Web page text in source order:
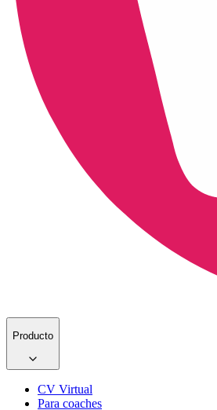
Producto
CV Virtual
Para coaches